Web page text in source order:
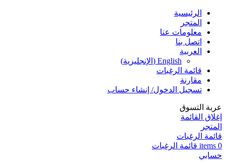
الرئيسية
المتجر
معلومات عنا
اتصل بنا
العربية
English
( الإنجليزية)
قائمة الرغبات
مقارنة
تسجيل الدخول/ إنشاء حساب
عربة التسوق
إغلاق القائمة
المتجر
قائمة الرغبات
0
items قائمة الرغبات
حسابي